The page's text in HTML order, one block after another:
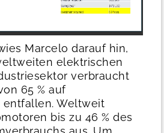
Marcelo darauf hin,
elektrischen
verbraucht
65 % auf
Weltweit
bis zu 46 % des